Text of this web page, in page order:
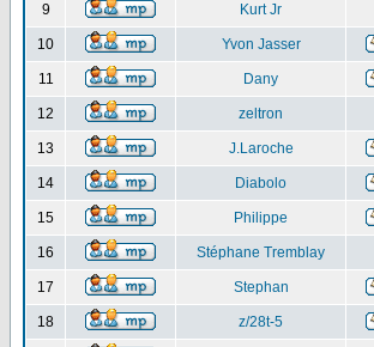
9 Kurt Jr
10 Yvon Jasser
11 Dany
12 zeltron
13 J.Laroche
14 Diabolo
15 Philippe
16 Stéphane Tremblay
17 Stephan
18 z/28t-5